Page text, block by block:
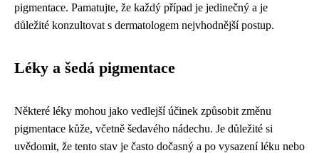
pigmentace. Pamatujte, že každý případ je jedinečný a je
důležité konzultovat s dermatologem nejvhodnější postup.
Léky a šedá pigmentace
Některé léky mohou jako vedlejší účinek způsobit změnu
pigmentace kůže, včetně šedavého nádechu. Je důležité si
uvědomit, že tento stav je často dočasný a po vysazení léku nebo